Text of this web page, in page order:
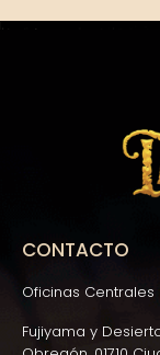
CONTACTO
Oficinas Centrales
Fujiyama y